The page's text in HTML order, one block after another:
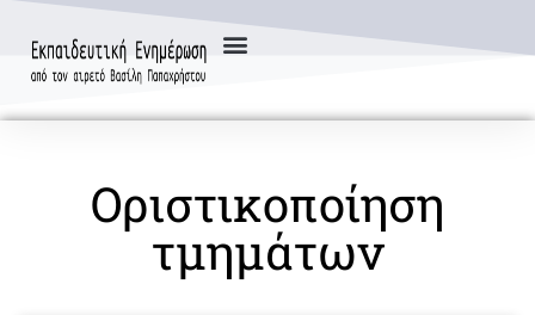
Οριστικοποίηση
τμημάτων